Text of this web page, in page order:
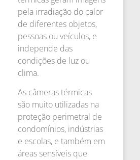
pela irradiação do calor
de diferentes objetos,
pessoas ou veículos, e
independe das
condições de luz ou
clima.
As câmeras térmicas
são muito utilizadas na
proteção perimetral de
condomínios, indústrias
e escolas, e também em
áreas sensíveis que